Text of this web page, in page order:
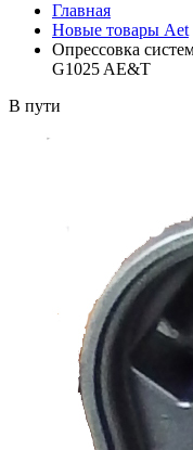
Главная
Новые товары Aet
Опрессовка
G1025 AE&T
В пути